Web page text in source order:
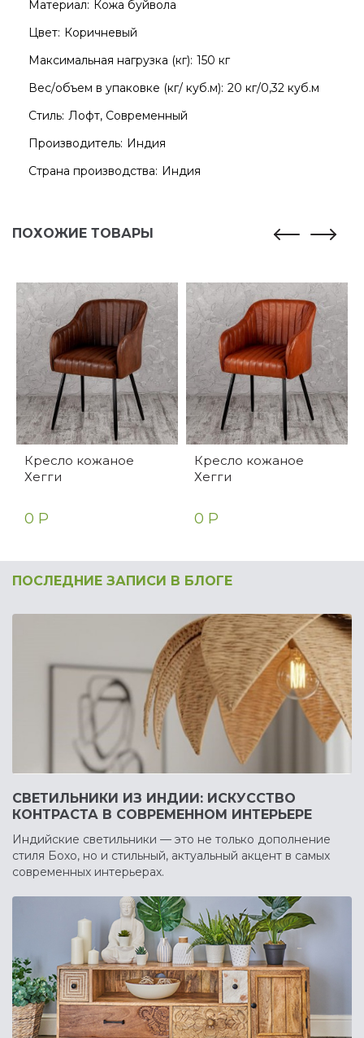
Материал: Кожа буйвола
Цвет: Коричневый
Максимальная нагрузка (кг): 150 кг
Вес/объем в упаковке (кг/ куб.м): 20 кг/0,32 куб.м
Стиль: Лофт, Современный
Производитель: Индия
Страна производства: Индия
ПОХОЖИЕ ТОВАРЫ
Кресло кожаное
Хегги
0 Р
Кресло кожаное
Хегги
0 Р
ПОСЛЕДНИЕ ЗАПИСИ В БЛОГЕ
СВЕТИЛЬНИКИ ИЗ ИНДИИ: ИСКУССТВО
КОНТРАСТА В СОВРЕМЕННОМ ИНТЕРЬЕРЕ
Индийские светильники — это не только дополнение
стиля Бохо, но и стильный, актуальный акцент в самых
современных интерьерах.